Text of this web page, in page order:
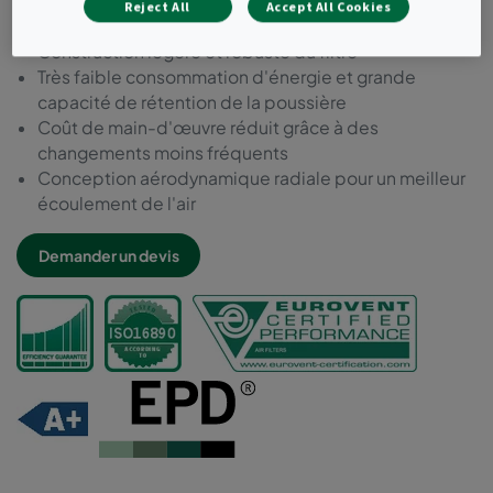
d'exploitation (TCO)
Très faible consommation d'énergie et grande
capacité de rétention de la poussière
Coût de main-d'œuvre réduit grâce à des
changements moins fréquents
Conception aérodynamique radiale pour un meilleur
écoulement de l'air
Demander un devis
Reject All Accept All Cookies